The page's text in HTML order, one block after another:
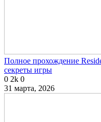
Полное прохождение
секреты игры
0 2k 0
31 марта, 2026